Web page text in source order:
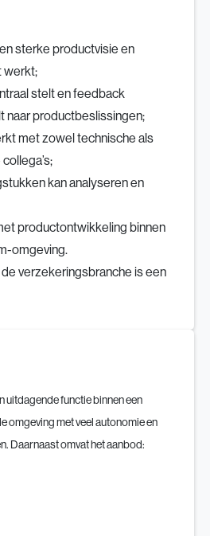
sterke productvisie en
werkt;
stelt en feedback
naar productbeslissingen;
met zowel technische als
kan analyseren en
productontwikkeling binnen
omgeving.
de verzekeringsbranche is een
uitdagende functie binnen een
omgeving met veel autonomie en
Daarnaast omvat het aanbod: